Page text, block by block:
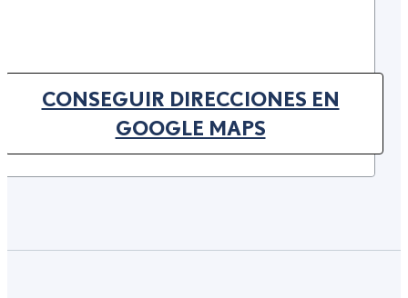
CONSEGUIR DIRECCIONES EN
GOOGLE MAPS(OPENS IN NEW TAB)